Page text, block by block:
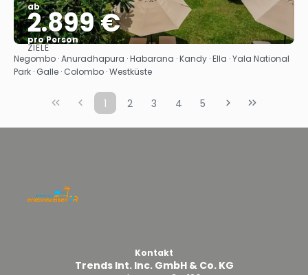
ab
2.899 €
pro Person
Sehen
ZIELE
Negombo · Anuradhapura · Habarana · Kandy · Ella · Yala National
Park · Galle · Colombo · Westküste
1 2 3 4 5
Kontakt
Trends Int. Inc. GmbH & Co. KG